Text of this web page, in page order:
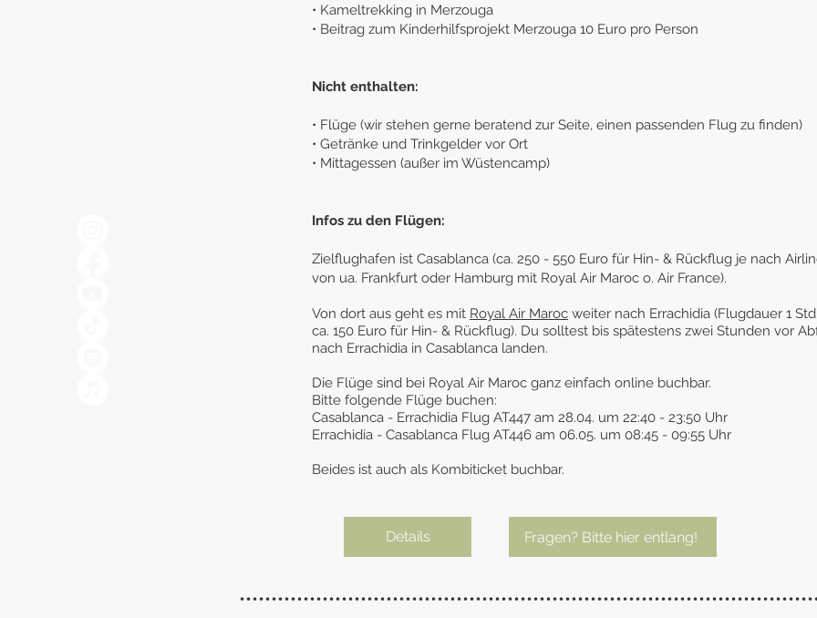
• Kameltrekking in Merzouga
• Beitrag zum Kinderhilfsprojekt Merzouga 10 Euro pro Person
Nicht enthalten:
• Flüge (wir stehen gerne beratend zur Seite, einen passenden Flug zu finden)
• Getränke und Trinkgelder vor Ort
• Mittagessen (außer im Wüstencamp)
Infos zu den Flügen:
Zielflughafen ist Casablanca (ca. 250 - 550 Euro für Hin- & Rückflug je nach
von ua. Frankfurt oder Hamburg mit Royal Air Maroc o. Air France).
Von dort aus geht es mit Royal Air Maroc weiter nach Errachidia (Flugdauer 1
ca. 150 Euro für Hin- & Rückflug). Du solltest bis spätestens zwei Stunden vor
nach Errachidia in Casablanca landen.
Die Flüge sind bei Royal Air Maroc ganz einfach online buchbar.
Bitte folgende Flüge buchen:
Casablanca - Errachidia Flug AT447 am 28.04. um 22:40 - 23:50 Uhr
Errachidia - Casablanca Flug AT446 am 06.05. um 08:45 - 09:55 Uhr
Beides ist auch als Kombiticket buchbar.
Details Fragen? Bitte hier entlang!